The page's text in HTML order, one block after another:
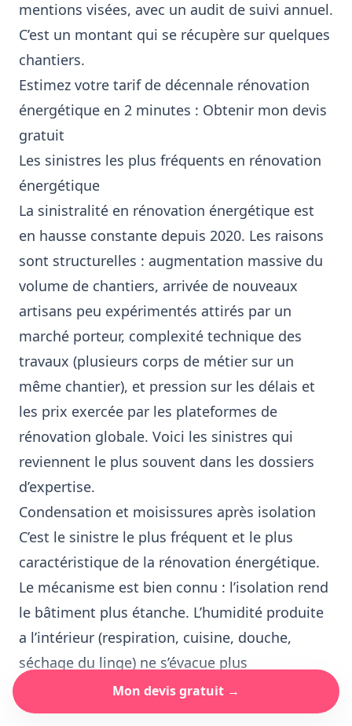
mentions visées, avec un audit de suivi annuel.
C’est un montant qui se récupère sur quelques
chantiers.
Estimez votre tarif de décennale rénovation
énergétique en 2 minutes : Obtenir mon devis
gratuit
Les sinistres les plus fréquents en rénovation
énergétique
La sinistralité en rénovation énergétique est
en hausse constante depuis 2020. Les raisons
sont structurelles : augmentation massive du
volume de chantiers, arrivée de nouveaux
artisans peu expérimentés attirés par un
marché porteur, complexité technique des
travaux (plusieurs corps de métier sur un
même chantier), et pression sur les délais et
les prix exercée par les plateformes de
rénovation globale. Voici les sinistres qui
reviennent le plus souvent dans les dossiers
d’expertise.
Condensation et moisissures après isolation
C’est le sinistre le plus fréquent et le plus
caractéristique de la rénovation énergétique.
Le mécanisme est bien connu : l’isolation rend
le bâtiment plus étanche. L’humidité produite
a l’intérieur (respiration, cuisine, douche,
séchage du linge) ne s’évacue plus
naturellement a travers les parois. Si la
ventilation n’est pas adaptée ou si le pare-
Mon devis gratuit →